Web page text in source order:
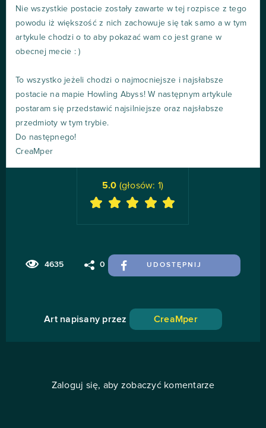
Nie wszystkie postacie zostały zawarte w tej rozpisce z tego
powodu iż większość z nich zachowuje się tak samo a w tym
artykule chodzi o to aby pokazać wam co jest grane w
obecnej mecie : )
To wszystko jeżeli chodzi o najmocniejsze i najsłabsze
postacie na mapie Howling Abyss! W następnym artykule
postaram się przedstawić najsilniejsze oraz najsłabsze
przedmioty w tym trybie.
Do następnego!
CreaMper
4635 0 UDOSTĘPNIJ
5.0 (głosów: 1)
Art napisany przez CreaMper
Zaloguj się, aby zobaczyć komentarze